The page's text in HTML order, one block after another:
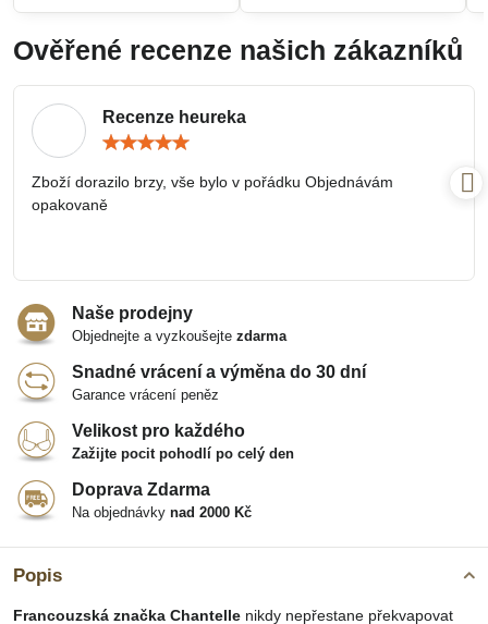
Popis
Francouzská značka Chantelle nikdy nepřestane překvapovat
Ověřené recenze našich zákazníků
Recenze heureka
5
Zboží dorazilo brzy, vše bylo v pořádku Objednávám
opakovaně
Naše prodejny
Objednejte a vyzkoušejte zdarma
Snadné vrácení a výměna do 30 dní
Garance vrácení peněz
Velikost pro každého
Zažijte pocit pohodlí po celý den
Doprava Zdarma
Na objednávky nad 2000 Kč